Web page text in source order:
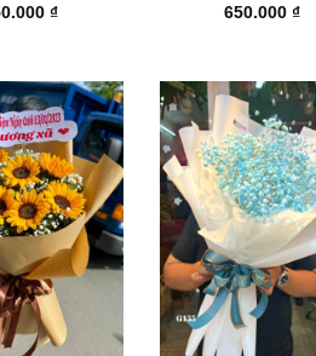
₫
650.000₫